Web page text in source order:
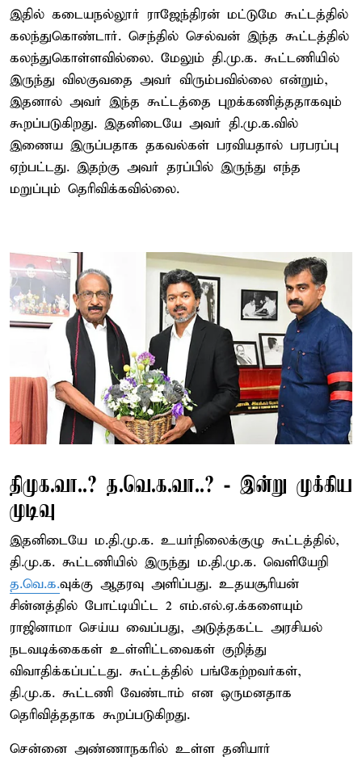
இதில் கடையநல்லூர் ராஜேந்திரன் மட்டுமே கூட்டத்தில்
கலந்துகொண்டார். செந்தில் செல்வன் இந்த கூட்டத்தில்
கலந்துகொள்ளவில்லை. மேலும் தி.மு.க. கூட்டணியில்
இருந்து விலகுவதை அவர் விரும்பவில்லை என்றும்,
இதனால் அவர் இந்த கூட்டத்தை புறக்கணித்ததாகவும்
கூறப்படுகிறது. இதனிடையே அவர் தி.மு.க.வில்
இணைய இருப்பதாக தகவல்கள் பரவியதால் பரபரப்பு
ஏற்பட்டது. இதற்கு அவர் தரப்பில் இருந்து எந்த
மறுப்பும் தெரிவிக்கவில்லை.
திமுக.வா..? த.வெ.க.வா..? - இன்று முக்கிய
முடிவு
இதனிடையே ம.தி.மு.க. உயர்நிலைக்குழு கூட்டத்தில்,
தி.மு.க. கூட்டணியில் இருந்து ம.தி.மு.க. வெளியேறி
த.வெ.க.வுக்கு ஆதரவு அளிப்பது. உதயசூரியன்
சின்னத்தில் போட்டியிட்ட 2 எம்.எல்.ஏ.க்களையும்
ராஜினாமா செய்ய வைப்பது, அடுத்தகட்ட அரசியல்
நடவடிக்கைகள் உள்ளிட்டவைகள் குறித்து
விவாதிக்கப்பட்டது. கூட்டத்தில் பங்கேற்றவர்கள்,
தி.மு.க. கூட்டணி வேண்டாம் என ஒருமனதாக
தெரிவித்ததாக கூறப்படுகிறது.
சென்னை அண்ணாநகரில் உள்ள தனியார்